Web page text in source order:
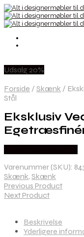
Udsalg 20%
Forside / Skænk /
Stål
Eksklusiv
Varenummer (SKU):
Skænk, Skænk
Previous Product
Next Product
Beskrivelse
Yderligere